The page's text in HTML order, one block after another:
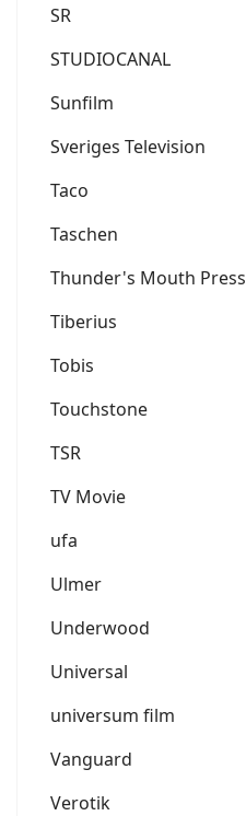
SR
STUDIOCANAL
Sunfilm
Sveriges Television
Taco
Taschen
Thunder's Mouth Press
Tiberius
Tobis
Touchstone
TSR
TV Movie
ufa
Ulmer
Underwood
Universal
universum film
Vanguard
Verotik